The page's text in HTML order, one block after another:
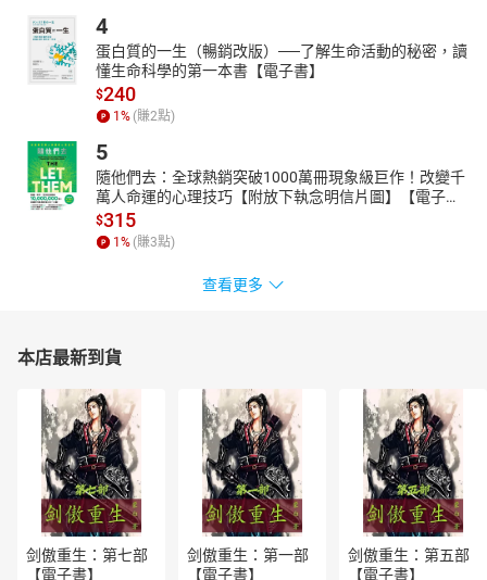
街跑的社會現象。
✸人物的首飾配件太多，反而讓自己的社經地位露了餡
✸教會裡有專職釀酒的修士，還可以喝到飽
✸印象派畫家最愛泡咖啡館，可以邊喝酒、邊看show
〈女神遊樂廳的吧檯〉A Bar at the Folies-Bergère
馬奈Édouard Manet, 1882
oil on canvas，96x130cm，Courtauld Institiute of Art, London
＊一同見證藝術史上的第一盞電燈
＊鏡面反射的距離是失誤？還是構圖考量？
＊怎麼只有英國淡啤酒？解開啤酒裡的愛國密碼
＊「可以買你嗎？」隱藏在胸花的暗號
＊馬奈去世前的最後一幅大型作品，看他如何用畫作搞叛逆
【這門課，適合這樣的你】
想累積文化資本，增加談資的你
醉心於圖像線索推理的你
喜愛品飲美酒，想提升品味的你
喜歡跨界學習，什麼都想來一點的你
對歐洲近現代藝術感興趣的你
4
蛋白質的一生（暢銷改版）──了解生命活動的秘密，讀
懂生命科學的第一本書【電子書】
$240
1 % (賺2點)
5
隨他們去：全球熱銷突破1000萬冊現象級巨作！改變千
萬人命運的心理技巧【附放下執念明信片圖】【電子
書】
$315
1 % (賺3點)
查看更多
本店最新到貨
剑傲重生：第七部
【電子書】
剑傲重生：第一部
【電子書】
剑傲重生：第五部
【電子書】